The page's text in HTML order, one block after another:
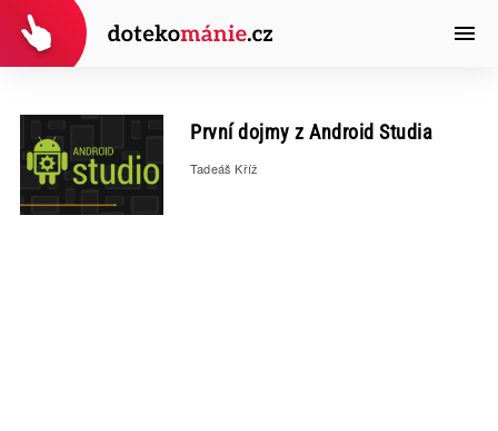
První dojmy z Android Studia
Tadeáš Kříž